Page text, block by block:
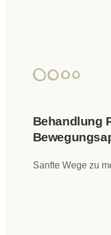
Behandlung
Sanfte Wege zu